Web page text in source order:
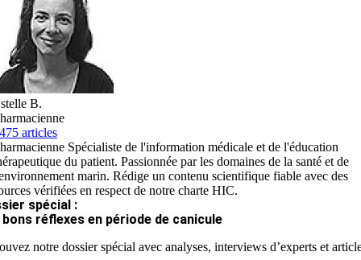
B.
articles
Spécialiste de l'information médicale et de l'éducation
du patient. Passionnée par les domaines de la santé et de
marin. Rédige un contenu scientifique fiable avec des
vérifiées en respect de notre charte HIC.
spécial :
bons réflexes en période de canicule
notre dossier spécial avec analyses, interviews d’experts et